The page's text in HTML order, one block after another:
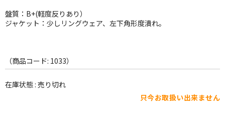
J-POP
FOLK,SSW
WORLD
盤質：B+(軽度反りあり）
ジャケット：少しリングウェア、左下角形度潰れ。
（商品コード: 1033）
在庫状態 : 売り切れ
只今お取扱い出来ません